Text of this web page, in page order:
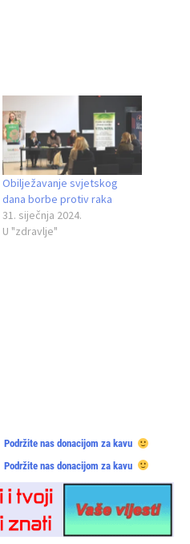
Obilježavanje svjetskog
dana borbe protiv raka
31. siječnja 2024.
U "zdravlje"
Podržite nas donacijom za kavu
Podržite nas donacijom za kavu